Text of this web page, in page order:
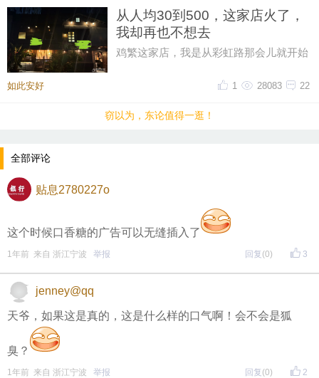
从人均30到500，这家店火了，
我却再也不想去
鸡繁这家店，我是从彩虹路那会儿就开始
声再多，我也愿意去，那时候感
如此安好 22
28083
1
窃以为，东论值得一逛！
全部评论
贴息2780227o
这个时候口香糖的广告可以无缝插入了
3
1年前 来自 浙江宁波 举报 回复 (0)
jenney@qq
天爷，如果这是真的，这是什么样的口气啊！会不会是狐
臭？
2
1年前 来自 浙江宁波 举报 回复 (0)